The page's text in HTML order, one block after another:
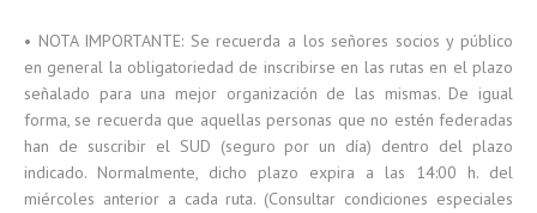
• NOTA IMPORTANTE: Se recuerda a los señores socios y público
en general la obligatoriedad de inscribirse en las rutas en el plazo
señalado para una mejor organización de las mismas. De igual
forma, se recuerda que aquellas personas que no estén federadas
han de suscribir el SUD (seguro por un día) dentro del plazo
indicado. Normalmente, dicho plazo expira a las 14:00 h. del
miércoles anterior a cada ruta. (Consultar condiciones especiales